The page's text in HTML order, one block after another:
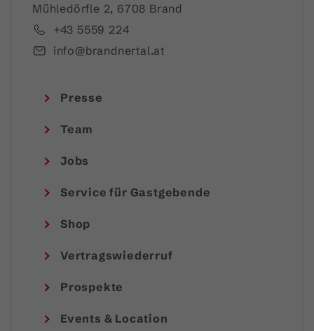
Mühledörfle 2, 6708 Brand
+43 5559 224
info@brandnertal.at
Presse
Team
Jobs
Service für Gastgebende
Shop
Vertragswiederruf
Prospekte
Events & Location